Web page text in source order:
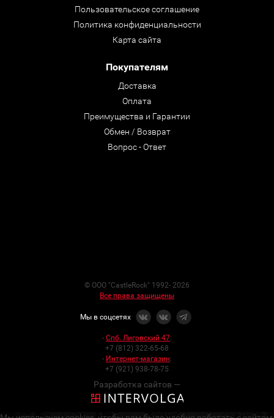
Пользовательское соглашение
Политика конфиденциальности
Карта сайта
Покупателям
Доставка
Оплата
Преимущества и Гарантии
Обмен / Возврат
Вопрос - Ответ
© ООО "CastleRock" 1992- 2026
Все права защищены
Мы в соцсетях
- Спб. Лиговский 47:
+7 (812) 322-65-68
- Интернет-магазин:
+7 (921) 938-78-75
Разработка сайтов —